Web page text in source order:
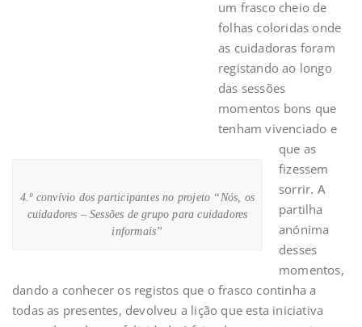
4.º convívio dos participantes no projeto “Nós, os
cuidadores – Sessões de grupo para cuidadores
informais”
um frasco cheio de
folhas coloridas onde
as cuidadoras foram
registando ao longo
das sessões
momentos bons que
tenham vivenciado e
que as
fizessem
sorrir. A
partilha
anónima
desses
momentos,
dando a conhecer os registos que o frasco continha a
todas as presentes, devolveu a lição que esta iniciativa